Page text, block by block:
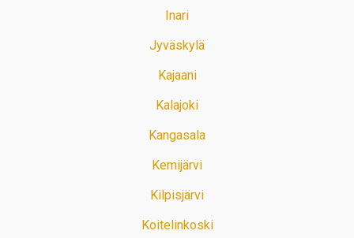
Inari
Jyväskylä
Kajaani
Kalajoki
Kangasala
Kemijärvi
Kilpisjärvi
Koitelinkoski